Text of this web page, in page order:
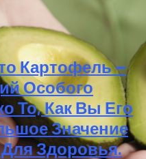
Картофель —
Особого
То, Как Вы Его
Значение
Здоровья.